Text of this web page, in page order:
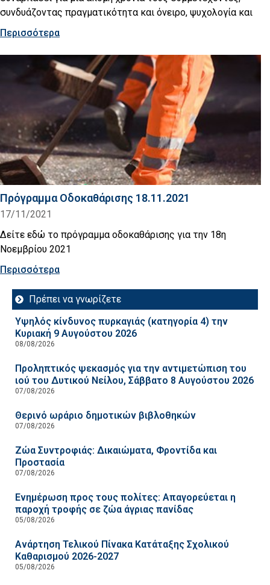
συνδυάζοντας πραγματικότητα και όνειρο, ψυχολογία και
Περισσότερα
Πρόγραμμα Οδοκαθάρισης 18.11.2021
17/11/2021
Δείτε εδώ το πρόγραμμα οδοκαθάρισης για την 18η
Νοεμβρίου 2021
Περισσότερα
Πρέπει να γνωρίζετε
Υψηλός κίνδυνος πυρκαγιάς (κατηγορία 4) την
Κυριακή 9 Αυγούστου 2026
08/08/2026
Προληπτικός ψεκασμός για την αντιμετώπιση του
ιού του Δυτικού Νείλου, Σάββατο 8 Αυγούστου 2026
07/08/2026
Θερινό ωράριο δημοτικών βιβλοθηκών
07/08/2026
Ζώα Συντροφιάς: Δικαιώματα, Φροντίδα και
Προστασία
07/08/2026
Ενημέρωση προς τους πολίτες: Απαγορεύεται η
παροχή τροφής σε ζώα άγριας πανίδας
05/08/2026
Ανάρτηση Τελικού Πίνακα Κατάταξης Σχολικού
Καθαρισμού 2026-2027
05/08/2026